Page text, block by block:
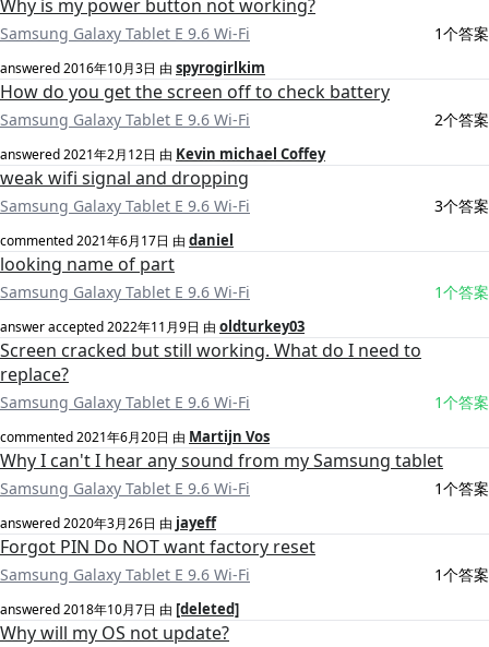
Why is my power button not working?
Samsung Galaxy Tablet E 9.6 Wi-Fi 1个答案
answered2016年10月3日 由 spyrogirlkim
How do you get the screen off to check battery
Samsung Galaxy Tablet E 9.6 Wi-Fi 2个答案
answered2021年2月12日 由 Kevin michael Coffey
weak wifi signal and dropping
Samsung Galaxy Tablet E 9.6 Wi-Fi 3个答案
commented2021年6月17日 由 daniel
looking name of part
Samsung Galaxy Tablet E 9.6 Wi-Fi 1个答案
answer accepted2022年11月9日 由 oldturkey03
Screen cracked but still working. What do I need to
replace?
Samsung Galaxy Tablet E 9.6 Wi-Fi 1个答案
commented2021年6月20日 由 Martijn Vos
Why I can't I hear any sound from my Samsung tablet
Samsung Galaxy Tablet E 9.6 Wi-Fi 1个答案
answered2020年3月26日 由 jayeff
Forgot PIN Do NOT want factory reset
Samsung Galaxy Tablet E 9.6 Wi-Fi 1个答案
answered2018年10月7日 由 [deleted]
Why will my OS not update?